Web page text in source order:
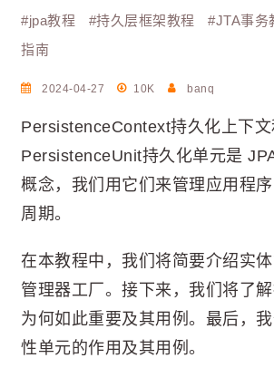
#jpa教程 #持久层框架教程 #JTA事务
指南
2024-04-27 10K banq
PersistenceContext持久化上下文
PersistenceUnit持久化单元是
概念，我们用它们来管理应用程
周期。
在本教程中，我们将简要介绍实
管理器工厂。接下来，我们将了
为何如此重要及其用例。最后，
性单元的作用及其用例。